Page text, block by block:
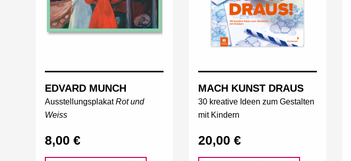
EDVARD MUNCH
AusstellungsplakatRot und
Weiss
8,00 €
MACH KUNST DRAUS
30 kreative Ideen zum Gestalten
mit Kindern
20,00 €